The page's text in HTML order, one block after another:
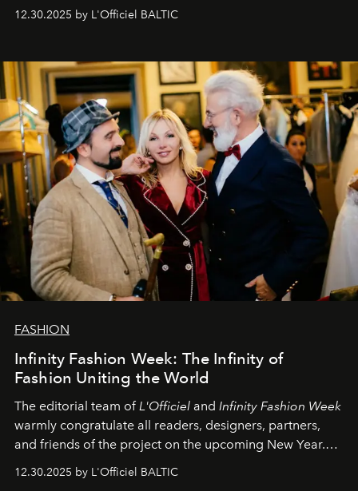
души говорим спасибо каждому, кто был с нами все
самыми искренними пожеланиями и теплом, ваша
командаL’Officiel Baltic .
12.30.2025 by L'Officiel BALTIC
FASHION
Infinity Fashion Week: The Infinity of
Fashion Uniting the World
The editorial team of L'Officiel and Infinity Fashion Week
warmly congratulate all readers, designers, partners,
and friends of the project on the upcoming New Year.
achievements.
12.30.2025 by L'Officiel BALTIC